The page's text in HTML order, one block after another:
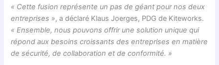
« Cette fusion représente un pas de géant pour nos deux
entreprises », a déclaré Klaus Joerges, PDG de Kiteworks.
« Ensemble, nous pouvons offrir une solution unique qui
répond aux besoins croissants des entreprises en matière
de sécurité, de collaboration et de conformité. »